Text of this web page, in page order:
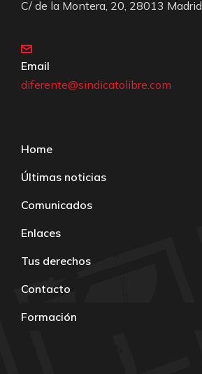
C/ de la Montera, 20, 28013 Madrid
Email
diferente@sindicatolibre.com
Home
Últimas noticias
Comunicados
Enlaces
Tus derechos
Contacto
Formación